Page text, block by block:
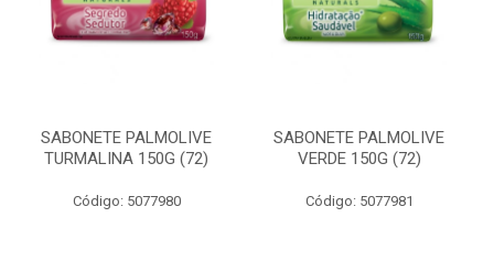
SABONETE PALMOLIVE
TURMALINA 150G (72)
Código: 5077980
SABONETE PALMOLIVE
VERDE 150G (72)
Código: 5077981